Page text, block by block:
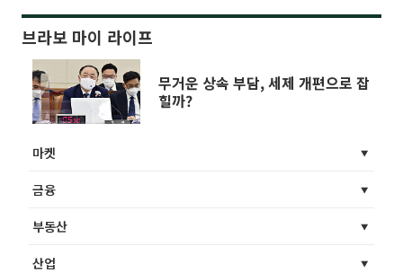
브라보 마이 라이프
무거운 상속 부담, 세제 개편으로 잡
힐까?
마켓
금융
부동산
산업